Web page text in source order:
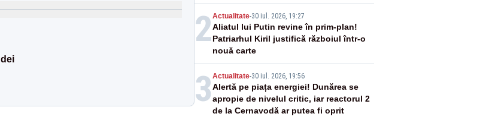
senzație
2Actualitate-30 iul. 2026, 19:27
Aliatul lui Putin revine în prim-plan!
Patriarhul Kiril justifică războiul într-o
nouă carte
3 Actualitate-30 iul. 2026, 19:56
Alertă pe piața energiei! Dunărea se
apropie de nivelul critic, iar reactorul 2
de la Cernavodă ar putea fi oprit